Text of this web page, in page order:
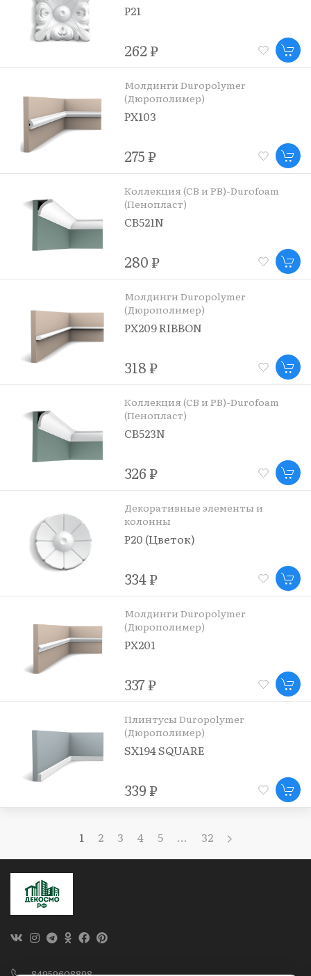
P21
262 ₽
Молдинги Duropolymer
(Дюрополимер)
PX103
275 ₽
Коллекция (CB и PB)-Durofoam
(Пенопласт)
CB521N
280 ₽
Молдинги Duropolymer
(Дюрополимер)
PX209 RIBBON
318 ₽
Коллекция (CB и PB)-Durofoam
(Пенопласт)
CB523N
326 ₽
Декоративные элементы и
колонны
P20 (Цветок)
334 ₽
Молдинги Duropolymer
(Дюрополимер)
PX201
337 ₽
Плинтусы Duropolymer
(Дюрополимер)
SX194 SQUARE
339 ₽
1 2 3 4 5 ... 32
84959608898